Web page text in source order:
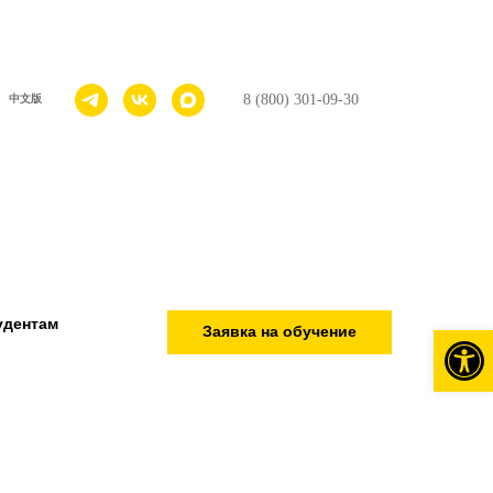
中文版 8 (800) 301-09-30
Заявка на обучение